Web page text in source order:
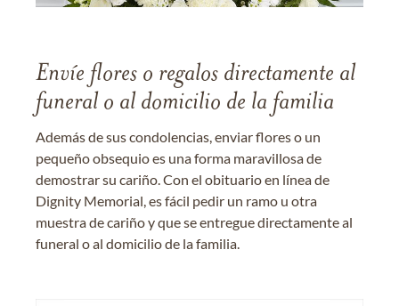
Envíe flores o regalos directamente al
funeral o al domicilio de la familia
Además de sus condolencias, enviar flores o un
pequeño obsequio es una forma maravillosa de
demostrar su cariño. Con el obituario en línea de
Dignity Memorial, es fácil pedir un ramo u otra
muestra de cariño y que se entregue directamente al
funeral o al domicilio de la familia.